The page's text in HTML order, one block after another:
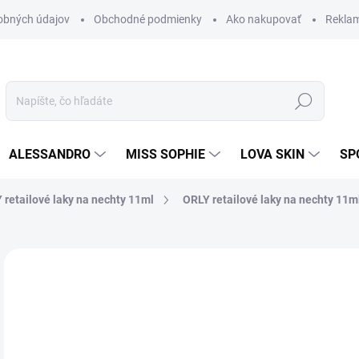
údajov Obchodné podmienky Ako nakupovať
Hľadať
ALESSANDRO MISS SOPHIE LOVA SKIN
retailové laky na nechty 11ml ORLY retailové laky na nechty